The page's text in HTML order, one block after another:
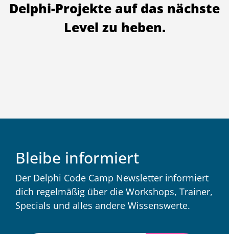
Delphi-Projekte auf das nächste
Level zu heben.
Bleibe informiert
Der Delphi Code Camp Newsletter informiert
dich regelmäßig über die Workshops, Trainer,
Specials und alles andere Wissenswerte.